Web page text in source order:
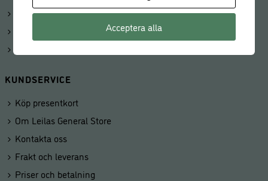
Beställningar
KUNDSERVICE
Köp presentkort
Om Leilas General Store
Kontakta oss
Frakt och leverans
Priser och betalning
Acceptera alla